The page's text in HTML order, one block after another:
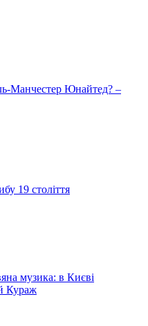
Манчестер Юнайтед? –
19 століття
музика: в Києві
Кураж